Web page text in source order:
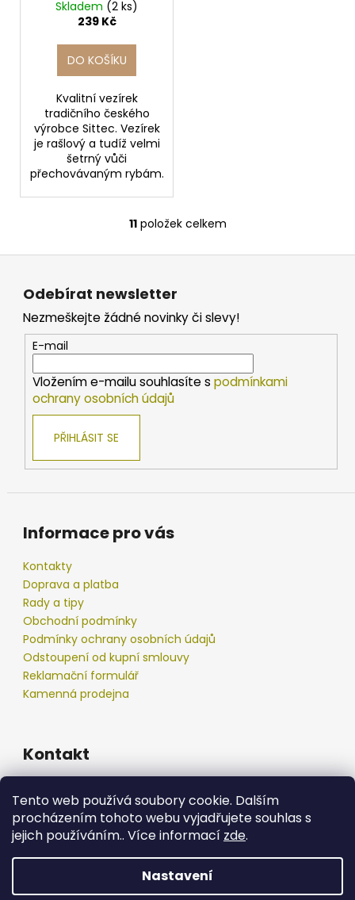
Tento web používá soubory cookie. Dalším
procházením tohoto webu vyjadřujete souhlas s
jejich používáním.. Více informací zde.
Nastavení
Skladem (2 ks)
239 Kč
DO KOŠÍKU
Kvalitní vezírek
tradičního českého
výrobce Sittec. Vezírek
je rašlový a tudíž velmi
šetrný vůči
přechovávaným rybám.
O
v
d
a
c
í
p
r
ý
p
11položek celkem
Z
Odebírat newsletter
Nezmeškejte žádné novinky či slevy!
E-mail
Vložením e-mailu souhlasíte s podmínkami
ochrany osobních údajů
PŘIHLÁSIT SE
Informace pro vás
Kontakty
Doprava a platba
Rady a tipy
Obchodní podmínky
Podmínky ochrany osobních údajů
Odstoupení od kupní smlouvy
Reklamační formulář
Kamenná prodejna
Kontakt
777 192 550
777 192 550